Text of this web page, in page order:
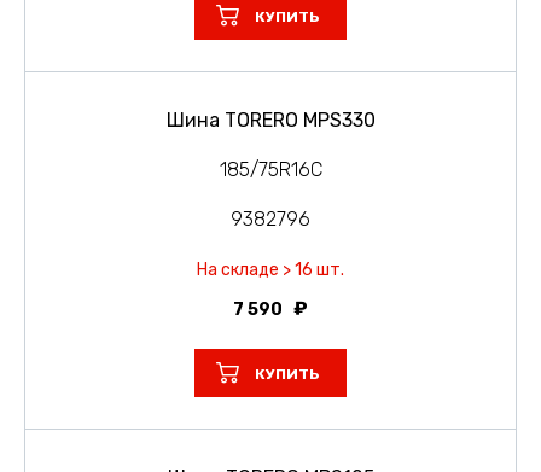
КУПИТЬ
Шина TORERO MPS330
185/75R16C
9382796
На складе > 16 шт.
7 590
КУПИТЬ